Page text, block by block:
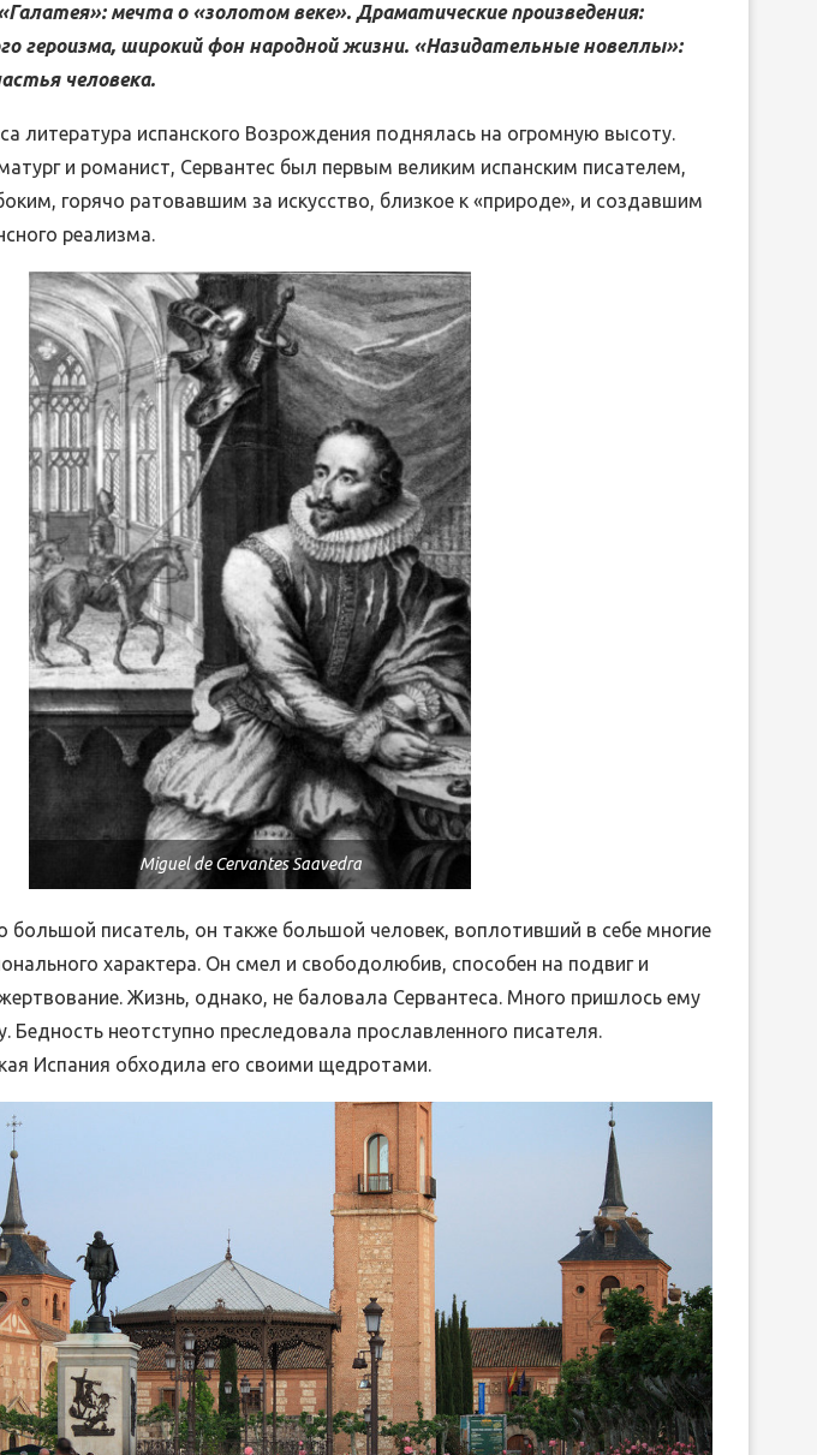
мечта о «золотом веке». Драматические произведения:
героизма, широкий фон народной жизни. «Назидательные новеллы»:
человека.
литература испанского Возрождения поднялась на огромную высоту.
и романист, Сервантес был первым великим испанским писателем,
горячо ратовавшим за искусство, близкое к «природе», и создавшим
реализма.
Miguel de Cervantes Saavedra
большой писатель, он также большой человек, воплотивший в себе многие
характера. Он смел и свободолюбив, способен на подвиг и
Жизнь, однако, не баловала Сервантеса. Много пришлось ему
Бедность неотступно преследовала прославленного писателя.
Испания обходила его своими щедротами.